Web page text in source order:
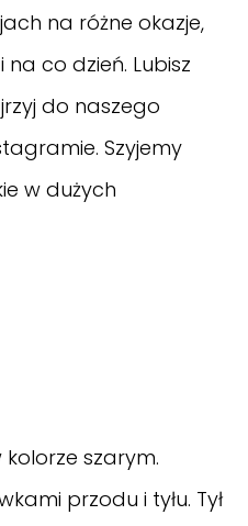
na różne okazje,
co dzień. Lubisz
do naszego
. Szyjemy
w dużych
szarym.
przodu i tyłu. Tył